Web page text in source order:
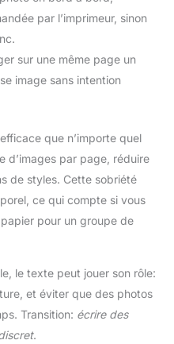
par l’imprimeur, sinon
sur une même page un
image sans intention
que n’importe quel
d’images par page, réduire
de styles. Cette sobriété
ce qui compte si vous
pour un groupe de
le texte peut jouer son rôle:
et éviter que des photos
Transition: écrire des
.